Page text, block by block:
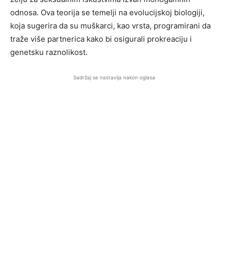
odnosa. Ova teorija se temelji na evolucijskoj biologiji,
koja sugerira da su muškarci, kao vrsta, programirani da
traže više partnerica kako bi osigurali prokreaciju i
genetsku raznolikost.
Sadržaj se nastavlja nakon oglasa